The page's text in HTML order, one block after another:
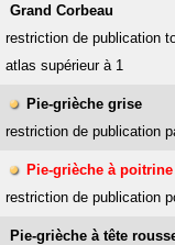
Grand Corbeau
restriction de publication
atlas supérieur à 1
Pie-grièche grise
restriction de publication
Pie-grièche à
restriction de publication
Pie-grièche à tête